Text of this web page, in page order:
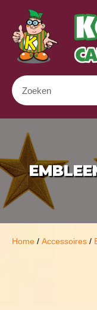
Home / Accessoires /